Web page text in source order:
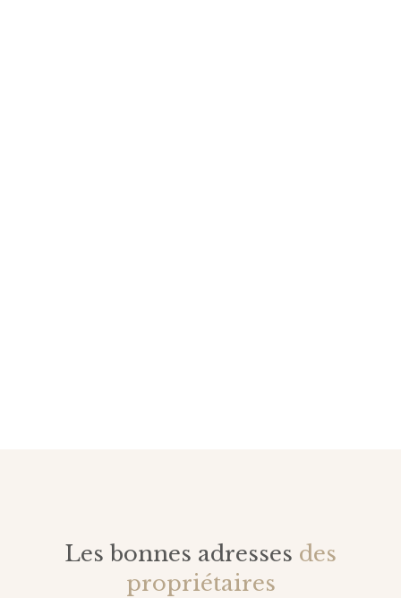
Les bonnes adresses des
propriétaires